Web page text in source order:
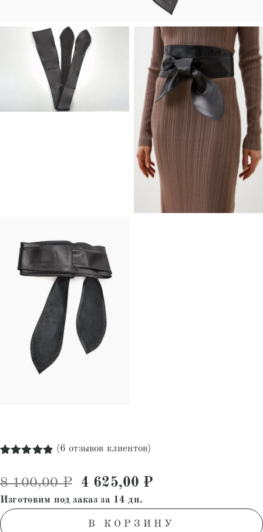
на основе
опроса
пользователей
(6 отзывов клиентов)
8 100,00₽ Первоначальная цена
4 625,00 ₽
Изготовим под заказ за 14 дн.
В КОРЗИНУ